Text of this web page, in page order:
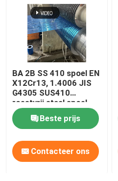
BA 2B SS 410 spoel EN
X12Cr13, 1.4006 JIS
G4305 SUS410
roestvrij staal spoel
strip 0,3-3 mm
Beste prijs
Contacteer ons